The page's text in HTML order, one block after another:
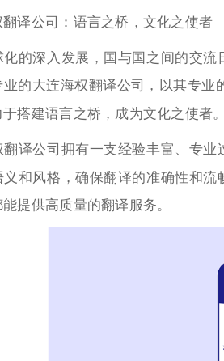
翻译公司：语言之桥，文化之使者
化的深入发展，国与国之间的交
的大连海权翻译公司，以其专
搭建语言之桥，成为文化之使者。
翻译公司拥有一支经验丰富、专
义和风格，确保翻译的准确性和
提供高质量的翻译服务。